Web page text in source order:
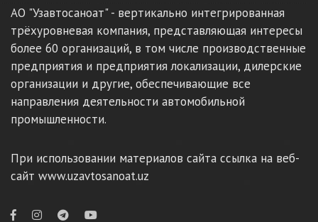
АО "Узавтосаноат" - вертикально интегрированная
трёхуровневая компания, представляющая интересы
более 60 организаций, в том числе производственные
предприятия и предприятия локализации, дилерские
организации и другие, обеспечивающие все
направления деятельности автомобильной
промышленности.
При использовании материалов сайта ссылка на веб-
сайт www.uzavtosanoat.uz